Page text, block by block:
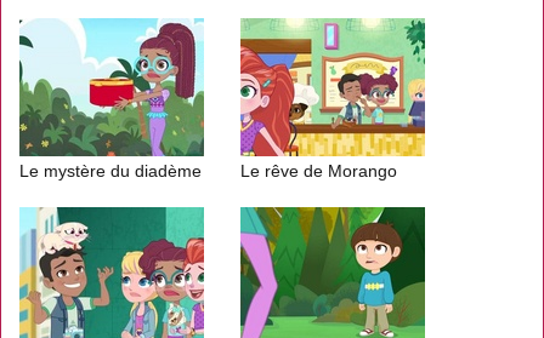
Le mystère du diadème Le rêve de Morango